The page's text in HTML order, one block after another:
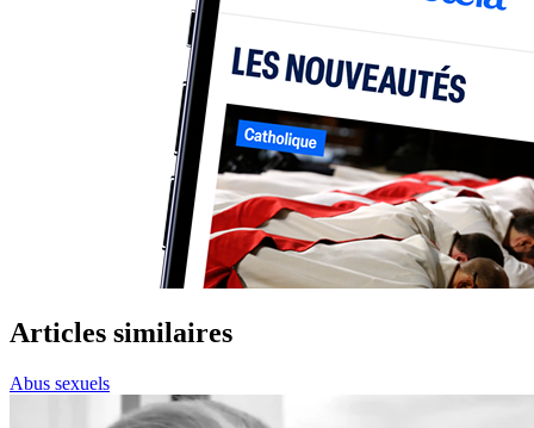
Articles similaires
Abus sexuels